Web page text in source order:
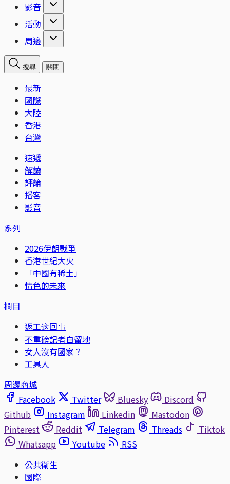
影音
活動
周邊
搜尋 關閉
最新
國際
大陸
香港
台灣
速遞
解讀
評論
播客
影音
系列
2026伊朗戰爭
香港世紀大火
「中國有稀土」
情色的未來
欄目
返工这回事
不重磅記者自留地
女人沒有國家？
工具人
周邊商城
Facebook
Twitter Bluesky
Discord
Github
Instagram Linkedin
Mastodon
Pinterest
Reddit Telegram Threads
Tiktok
Whatsapp
Youtube
RSS
公共衛生
國際